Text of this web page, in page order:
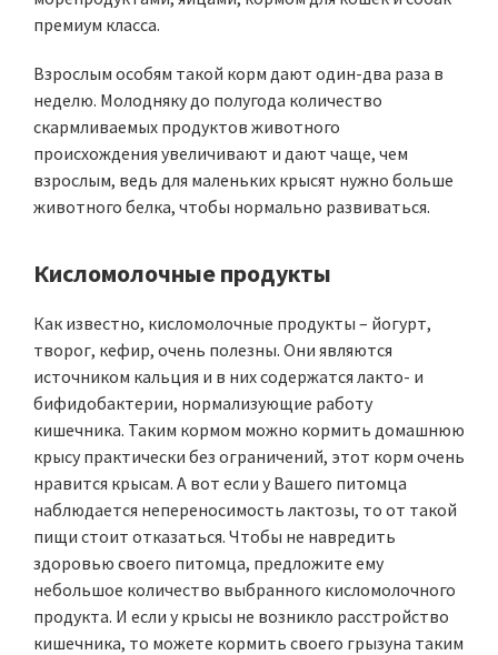
премиум класса.
Взрослым особям такой корм дают один-два раза в
неделю. Молодняку до полугода количество
скармливаемых продуктов животного
происхождения увеличивают и дают чаще, чем
взрослым, ведь для маленьких крысят нужно больше
животного белка, чтобы нормально развиваться.
Кисломолочные продукты
Как известно, кисломолочные продукты – йогурт,
творог, кефир, очень полезны. Они являются
источником кальция и в них содержатся лакто- и
бифидобактерии, нормализующие работу
кишечника. Таким кормом можно кормить домашнюю
крысу практически без ограничений, этот корм очень
нравится крысам. А вот если у Вашего питомца
наблюдается непереносимость лактозы, то от такой
пищи стоит отказаться. Чтобы не навредить
здоровью своего питомца, предложите ему
небольшое количество выбранного кисломолочного
продукта. И если у крысы не возникло расстройство
кишечника, то можете кормить своего грызуна таким